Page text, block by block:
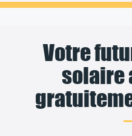
Votre
solaire